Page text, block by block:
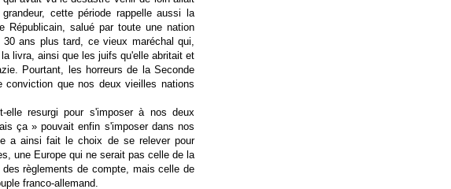
cette période rappelle aussi la
Républicain, salué par toute une nation
ans plus tard, ce vieux maréchal qui,
livra, ainsi que les juifs qu'elle abritait et
Pourtant, les horreurs de la Seconde
conviction que nos deux vieilles nations
elle resurgi pour s'imposer à nos deux
ça » pouvait enfin s'imposer dans nos
a ainsi fait le choix de se relever pour
une Europe qui ne serait pas celle de la
règlements de compte, mais celle de
franco-allemand.